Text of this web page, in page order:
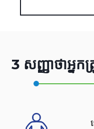
3 សញ្ញាថាអ្នកត្